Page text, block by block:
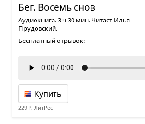
Бег. Восемь снов
Аудиокнига. 3 ч 30 мин. Читает Илья
Прудовский.
Бесплатный отрывок:
Купить
229 ₽, ЛитРес